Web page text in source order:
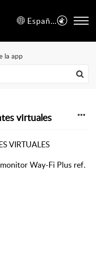
Español (España)
la app
virtuales
VIRTUALES
Way-Fi Plus ref.